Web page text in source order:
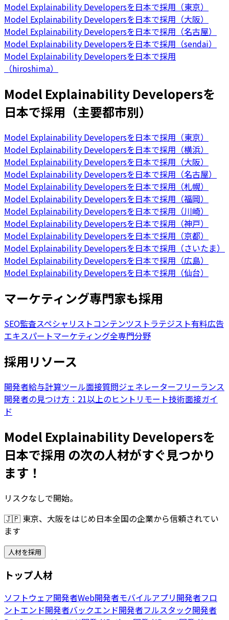
Model Explainability Developersを日本で採用（東京）
Model Explainability Developersを日本で採用（大阪）
Model Explainability Developersを日本で採用（名古屋）
Model Explainability Developersを日本で採用（sendai）
Model Explainability Developersを日本で採用
（hiroshima）
Model Explainability Developersを
日本で採用（主要都市別）
Model Explainability Developersを日本で採用（東京）
Model Explainability Developersを日本で採用（横浜）
Model Explainability Developersを日本で採用（大阪）
Model Explainability Developersを日本で採用（名古屋）
Model Explainability Developersを日本で採用（札幌）
Model Explainability Developersを日本で採用（福岡）
Model Explainability Developersを日本で採用（川崎）
Model Explainability Developersを日本で採用（神戸）
Model Explainability Developersを日本で採用（京都）
Model Explainability Developersを日本で採用（さいたま）
Model Explainability Developersを日本で採用（広島）
Model Explainability Developersを日本で採用（仙台）
マーケティング専門家も採用
SEO監査スペシャリストコンテンツストラテジスト有料広告
エキスパートマーケティング全専門分野
採用リソース
開発者給与計算ツール面接質問ジェネレーターフリーランス
開発者の見つけ方：21以上のヒント リモート技術面接ガイ
ド
Model Explainability Developersを
日本で採用 の次の人材がすぐ見つかり
ます！
リスクなしで開始。
🇯🇵 東京、大阪をはじめ日本全国の企業から信頼されてい
ます
人材を採用
トップ人材
ソフトウェア開発者Web開発者モバイルアプリ開発者フロ
ントエンド開発者バックエンド開発者フルスタック開発者